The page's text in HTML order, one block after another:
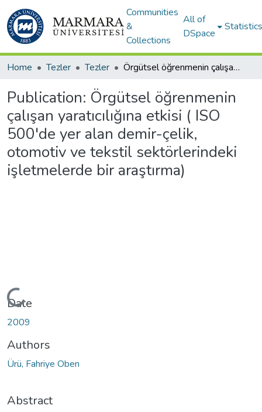
Communities
&
Collections
All of
DSpace
Statistics
Home Tezler Tezler Örgütsel öğrenmenin çalışan yaratıcılığına etkisi ( ISO 500'de yer alan demir-çelik, otomotiv ve tekstil sektörlerindeki işletmelerde bir araştırma)
Publication: Örgütsel öğrenmenin
çalışan yaratıcılığına etkisi ( ISO
500'de yer alan demir-çelik,
otomotiv ve tekstil sektörlerindeki
işletmelerde bir araştırma)
Date
2009
Authors
Ürü, Fahriye Oben
Abstract